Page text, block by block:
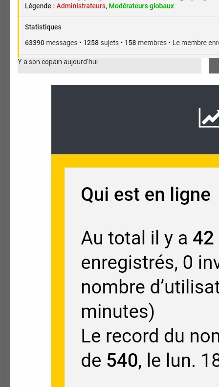
Y a son copain aujourd'hui